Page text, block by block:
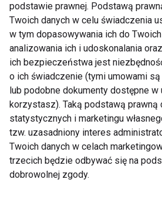
Kaski na rowerze i
hulajnodze
obowiązkowe od 3
czerwca. Jak uczyć
dzieci zasad
bezpieczeństwa?
na
Niedojrzałość układu
pokarmowego –
naturalny etap
podstawie prawnej. Podstawą
Twoich danych w celu świadczenia
w tym dopasowywania ich do
analizowania ich i udoskonalania
ich bezpieczeństwa jest
o ich świadczenie (tymi umowami
lub podobne dokumenty dostępne w
korzystasz). Taką podstawą prawną
statystycznych i marketingu
tzw. uzasadniony interes
Twoich danych w celach
trzecich będzie odbywać się na
dobrowolnej zgody.